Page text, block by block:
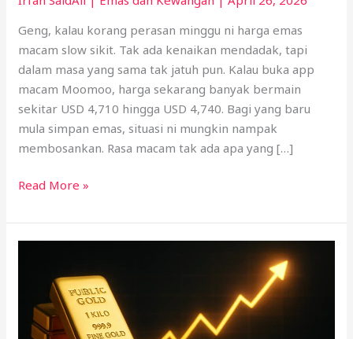
Geng, kalau korang perasan minggu ni harga emas
macam slow sikit. Tak ada kenaikan mendadak, tapi
dalam masa yang sama tak jatuh pun. Kalau buka app
macam Moomoo, harga sekarang banyak bermain
sekitar USD 4,710 hingga USD 4,740. Bagi yang baru
mula simpan emas, situasi ni mungkin nampak
membosankan. Rasa macam tak ada apa yang […]
Read More »
Terus
Mendaki